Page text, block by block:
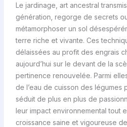
Le jardinage, art ancestral
génération, regorge de secrets
métamorphoser un sol
terre riche et vivante. Ces
délaissées au profit des engrais
aujourd’hui sur le devant de la
pertinence renouvelée. Parmi
de l’eau de cuisson des légumes
séduit de plus en plus de
leur impact environnemental tout
croissance saine et vigoureuse